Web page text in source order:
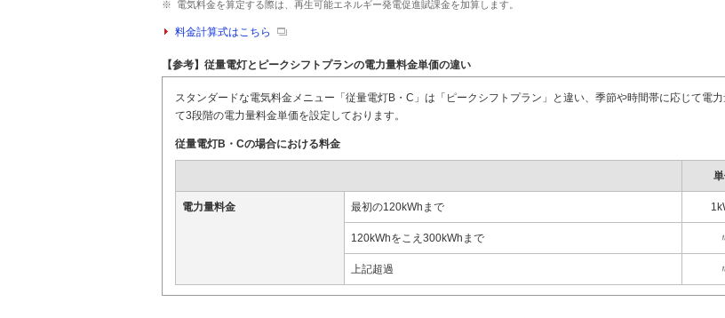
※
電気料金を算定する際は、再生可能エネルギー発電促進賦課金を加算します。
料金計算式はこちら
【参考】従量電灯とピークシフトプランの電力量料金単価の違い
スタンダードな電気料金メニュー「従量電灯B・C」は「ピークシフトプラン」と違い、季節や時間帯に応じて電
て3段階の電力量料金単価を設定しております。
従量電灯B・Cの場合における料金
電力量料金 最初の120kWhまで
120kWhをこえ300kWhまで
上記超過